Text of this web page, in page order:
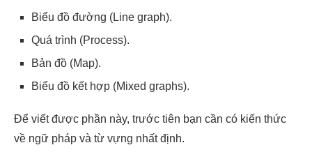
Biểu đồ đường (Line graph).
Quá trình (Process).
Bản đồ (Map).
Biểu đồ kết hợp (Mixed graphs).
Để viết được phần này, trước tiên bạn cần có kiến thức
về ngữ pháp và từ vựng nhất định.